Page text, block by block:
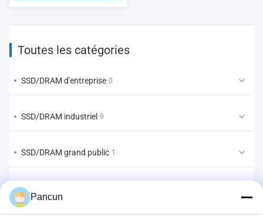
Toutes les catégories
SSD/DRAM d'entreprise 0
SSD/DRAM industriel 9
SSD/DRAM grand public 1
EMMC/UFS/LPDDR
Pancun